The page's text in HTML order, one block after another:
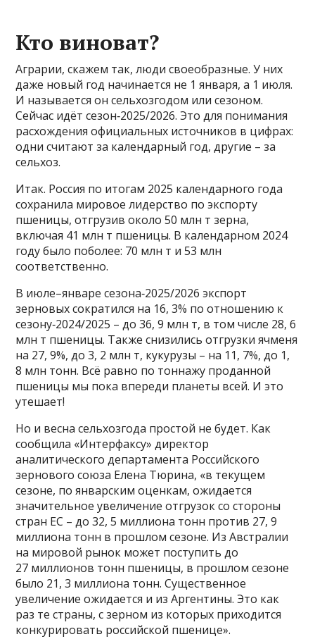
Кто виноват?
Аграрии, скажем так, люди своеобразные. У них
даже новый год начинается не 1 января, а 1 июля.
И называется он сельхозгодом или сезоном.
Сейчас идёт сезон‑2025/2026. Это для понимания
расхождения официальных источников в цифрах:
одни считают за календарный год, другие – за
сельхоз.
Итак. Россия по итогам 2025 календарного года
сохранила мировое лидерство по экспорту
пшеницы, отгрузив около 50 млн т зерна,
включая 41 млн т пшеницы. В календарном 2024
году было поболее: 70 млн т и 53 млн
соответственно.
В июле–январе сезона‑2025/2026 экспорт
зерновых сократился на 16, 3% по отношению к
сезону‑2024/2025 – до 36, 9 млн т, в том числе 28, 6
млн т пшеницы. Также снизились отгрузки ячменя
на 27, 9%, до 3, 2 млн т, кукурузы – на 11, 7%, до 1,
8 млн тонн. Всё равно по тоннажу проданной
пшеницы мы пока впереди планеты всей. И это
утешает!
Но и весна сельхозгода простой не будет. Как
сообщила «Интерфаксу» директор
аналитического департамента Российского
зернового союза Елена Тюрина, «в текущем
сезоне, по январским оценкам, ожидается
значительное увеличение отгрузок со стороны
стран ЕС – до 32, 5 миллиона тонн против 27, 9
миллиона тонн в прошлом сезоне. Из Австралии
на мировой рынок может поступить до
27 миллионов тонн пшеницы, в прошлом сезоне
было 21, 3 миллиона тонн. Существенное
увеличение ожидается и из Аргентины. Это как
раз те страны, с зерном из которых приходится
конкурировать российской пшенице».